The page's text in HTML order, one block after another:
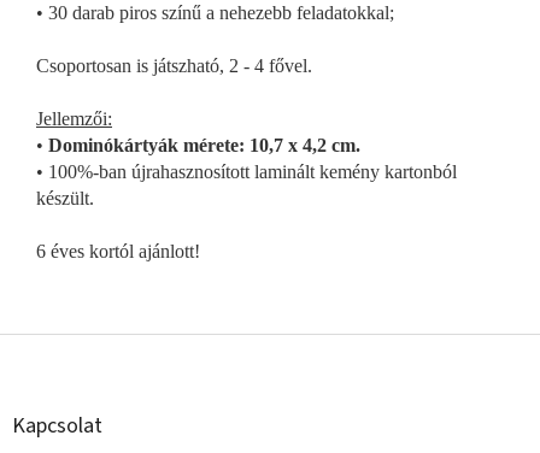
• 30 darab piros színű a nehezebb feladatokkal;
Csoportosan is játszható, 2 - 4 fővel.
Jellemzői:
• Dominókártyák mérete: 10,7 x 4,2 cm.
• 100%-ban újrahasznosított laminált kemény kartonból
készült.
6 éves kortól ajánlott!
L
Kapcsolat